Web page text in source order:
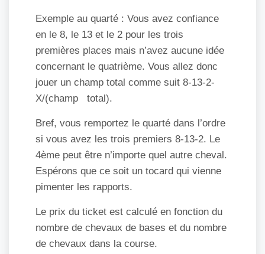
Exemple au quarté : Vous avez confiance
en le 8, le 13 et le 2 pour les trois
premières places mais n’avez aucune idée
concernant le quatrième. Vous allez donc
jouer un champ total comme suit 8-13-2-
X/(champ total).
Bref, vous remportez le quarté dans l’ordre
si vous avez les trois premiers 8-13-2. Le
4ème peut être n’importe quel autre cheval.
Espérons que ce soit un tocard qui vienne
pimenter les rapports.
Le prix du ticket est calculé en fonction du
nombre de chevaux de bases et du nombre
de chevaux dans la course.